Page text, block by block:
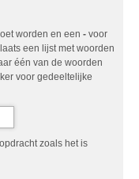
worden en een - voor
een lijst met woorden
één van de woorden
voor gedeeltelijke
zoals het is